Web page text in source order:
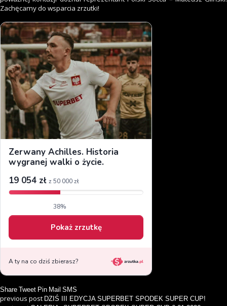
Zachęcamy do wsparcia zrzutki!
Share Tweet Pin Mail SMS
previous post DZIŚ III EDYCJA SUPERBET SPODEK SUPER CUP!